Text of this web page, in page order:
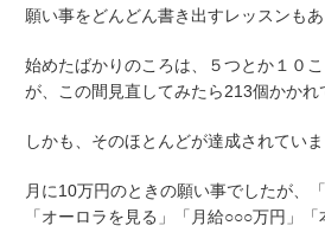
願い事をどんどん書き出すレッスンもあ
始めたばかりのころは、５つとか１０
が、この間見直してみたら213個かかれ
しかも、そのほとんどが達成されていま
月に10万円のときの願い事でしたが、
「オーロラを見る」「月給○○○万円」